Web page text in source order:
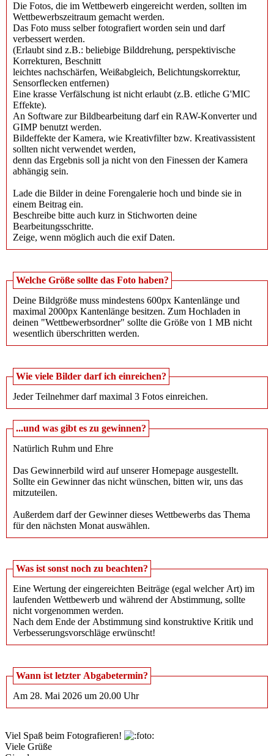
Die Fotos, die im Wettbewerb eingereicht werden, sollten im
Wettbewerbszeitraum gemacht werden.
Das Foto muss selber fotografiert worden sein und darf
verbessert werden.
(Erlaubt sind z.B.: beliebige Bilddrehung​, perspektivische
Korrekturen​, Beschnitt
leichtes nachschärfen, Weißabgleich​, Belichtungskorrektur​,
Sensorflecken entfernen​)
Eine krasse Verfälschung ist nicht erlaubt (z.B. etliche G'MIC
Effekte).
An Software zur Bildbearbeitung darf ein RAW-Konverter und
GIMP benutzt werden.
Bildeffekte der Kamera, wie Kreativfilter bzw. Kreativassistent
sollten nicht verwendet werden,
denn das Ergebnis soll ja nicht von den Finessen der Kamera
abhängig sein.
Lade die Bilder in deine Forengalerie hoch und binde sie in
einem Beitrag ein.
Beschreibe bitte auch kurz in Stichworten deine
Bearbeitungsschritte.
Zeige, wenn möglich auch die exif Daten.
Welche Größe sollte das Foto haben?
Deine Bildgröße muss mindestens 600px Kantenlänge und
maximal 2000px Kantenlänge besitzen. Zum Hochladen in
deinen "Wettbewerbsordner" sollte die Größe von 1 MB nicht
wesentlich überschritten werden.
Wie viele Bilder darf ich einreichen?
Jeder Teilnehmer darf maximal 3 Fotos einreichen.
...und was gibt es zu gewinnen?
Natürlich Ruhm und Ehre
Das Gewinnerbild wird auf unserer Homepage ausgestellt.
Sollte ein Gewinner das nicht wünschen, bitten wir, uns das
mitzuteilen.
Außerdem darf der Gewinner dieses Wettbewerbs das Thema
für den nächsten Monat auswählen.
Was ist sonst noch zu beachten?
Eine Wertung der eingereichten Beiträge (egal welcher Art) im
laufenden Wettbewerb und während der Abstimmung, sollte
nicht vorgenommen werden.
Nach dem Ende der Abstimmung sind konstruktive Kritik und
Verbesserungsvorschläge erwünscht!
Wann ist letzter Abgabetermin?
Am 28. Mai 2026 um 20.00 Uhr
Viel Spaß beim Fotografieren!
Viele Grüße